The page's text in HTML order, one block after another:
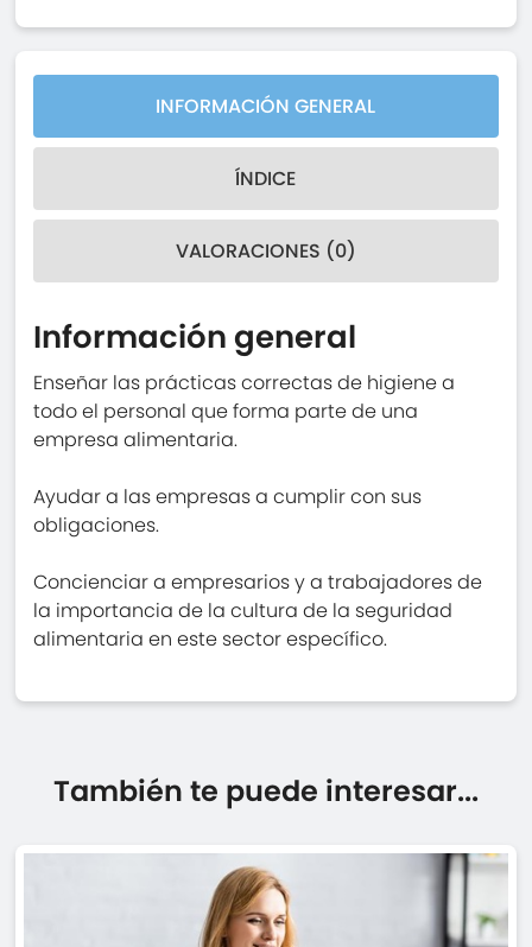
INFORMACIÓN GENERAL
ÍNDICE
VALORACIONES (0)
Información general
Enseñar las prácticas correctas de higiene a
todo el personal que forma parte de una
empresa alimentaria.
Ayudar a las empresas a cumplir con sus
obligaciones.
Concienciar a empresarios y a trabajadores de
la importancia de la cultura de la seguridad
alimentaria en este sector específico.
También te puede interesar...